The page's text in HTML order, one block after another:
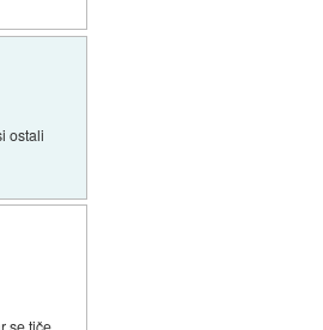
ostali